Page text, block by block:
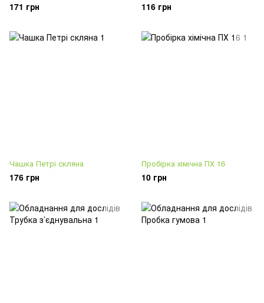
171 грн 116 грн
Чашка Петрі скляна
176 грн
Пробірка хімічна ПХ 16
10 грн